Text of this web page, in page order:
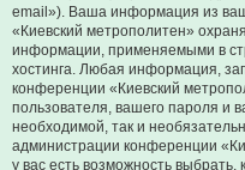
email»). Ваша информация из
«Киевский метрополитен»
информации, применяемыми в
хостинга. Любая информация,
конференции «Киевский
пользователя, вашего пароля и
необходимой, так и
администрации конференции
у вас есть возможность